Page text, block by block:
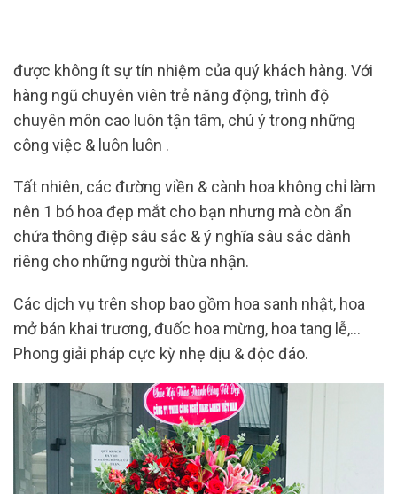
được không ít sự tín nhiệm của quý khách hàng. Với
hàng ngũ chuyên viên trẻ năng động, trình độ
chuyên môn cao luôn tận tâm, chú ý trong những
công việc & luôn luôn .
Tất nhiên, các đường viền & cành hoa không chỉ làm
nên 1 bó hoa đẹp mắt cho bạn nhưng mà còn ẩn
chứa thông điệp sâu sắc & ý nghĩa sâu sắc dành
riêng cho những người thừa nhận.
Các dịch vụ trên shop bao gồm hoa sanh nhật, hoa
mở bán khai trương, đuốc hoa mừng, hoa tang lễ,…
Phong giải pháp cực kỳ nhẹ dịu & độc đáo.